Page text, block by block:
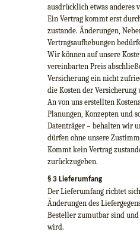
ausdrücklich etwas anderes
Ein Vertrag kommt erst
zustande. Änderungen,
Vertragsaufhebungen
Wir können auf unsere
vereinbarten Preis
Versicherung ein nicht
die Kosten der Versicherung
An von uns erstellten
Planungen, Konzepten und
Datenträger – behalten wir
dürfen ohne unsere
Kommt kein Vertrag
zurückzugeben.
§ 3 Lieferumfang
Der Lieferumfang richtet
Änderungen des
Besteller zumutbar sind
wird.